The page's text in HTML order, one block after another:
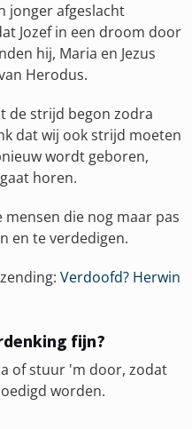
jonger afgeslacht
Jozef in een droom door
hij, Maria en Jezus
Herodus.
de strijd begon zodra
dat wij ook strijd moeten
wordt geboren,
horen.
die nog maar pas
en te verdedigen.
Verdoofd? Herwin
fijn?
of stuur 'm door, zodat
worden.